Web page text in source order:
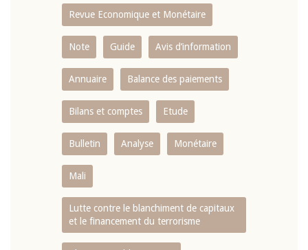
Revue Economique et Monétaire
Note Guide Avis d’information
Annuaire Balance des paiements
Bilans et comptes Etude
Bulletin Analyse Monétaire
Mali
Lutte contre le blanchiment de capitaux
et le financement du terrorisme